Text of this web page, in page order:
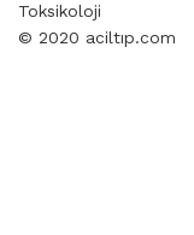
Toksikoloji
© 2020 aciltıp.com